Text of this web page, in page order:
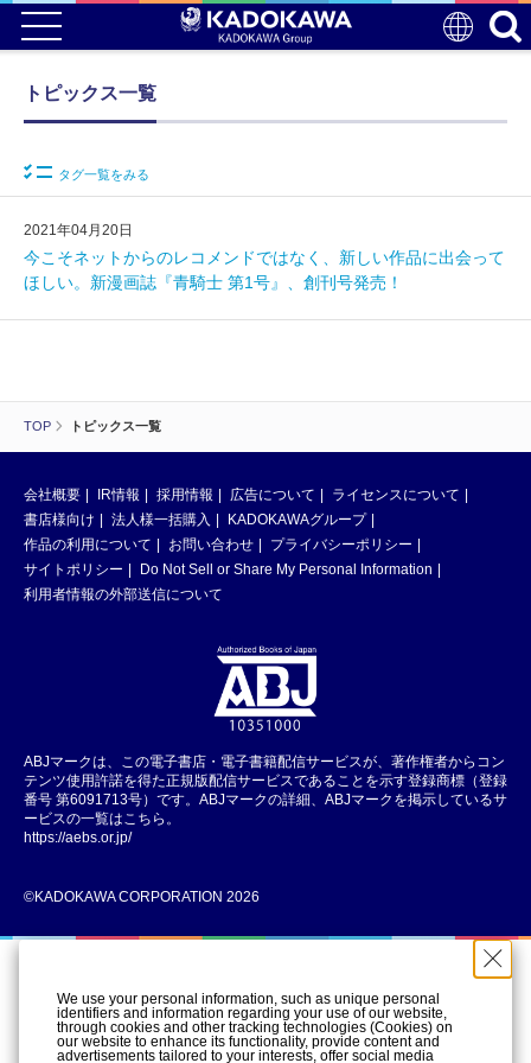
TOP トピックス一覧
トピックス一覧
タグ一覧をみる
2021年04月20日
今こそネットからのレコメンドではなく、新しい作品に出会って
ほしい。新漫画誌『青騎士 第1号』、創刊号発売！
会社概要 IR情報 採用情報 広告について
ライセンスについて
書店様向け
法人様一括購入
KADOKAWAグループ
作品の利用について
お問い合わせ
プライバシーポリシー
サイトポリシー
Do Not Sell or Share My Personal Information
利用者情報の外部送信について
ABJマークは、この電子書店・電子書籍配信サービスが、著作権者からコン
テンツ使用許諾を得た正規版配信サービスであることを示す登録商標（登録
番号 第6091713号）です。ABJマークの詳細、ABJマークを掲示しているサ
ービスの一覧はこちら。
https://aebs.or.jp/
©KADOKAWA CORPORATION 2026
We use your personal information, such as unique personal
identifiers and information regarding your use of our website,
through cookies and other tracking technologies (Cookies) on
our website to enhance its functionality, provide content and
advertisements tailored to your interests, offer social media